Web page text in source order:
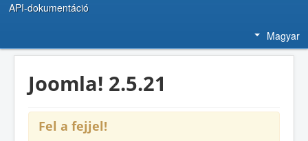
API-dokumentáció
Magyar
Joomla! 2.5.21
Fel a fejjel!